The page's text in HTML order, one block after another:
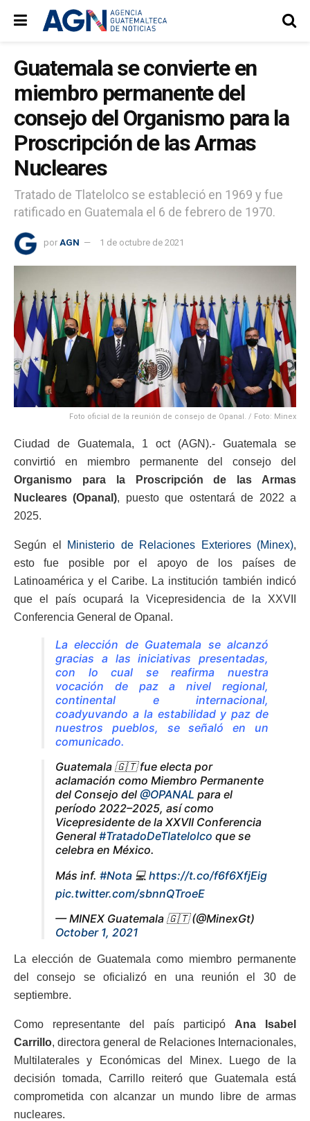
Guatemala se convierte en
miembro permanente del
consejo del Organismo para la
Proscripción de las Armas
Nucleares
Tratado de Tlatelolco se estableció en 1969 y fue
ratificado en Guatemala el 6 de febrero de 1970.
por AGN 1 de octubre de 2021
Foto oficial de la reunión de consejo de Opanal. / Foto: Minex
Ciudad de Guatemala, 1 oct (AGN).- Guatemala se
convirtió en miembro permanente del consejo del
Organismo para la Proscripción de las Armas
Nucleares (Opanal), puesto que ostentará de 2022 a
2025.
Según el Ministerio de Relaciones Exteriores (Minex),
esto fue posible por el apoyo de los países de
Latinoamérica y el Caribe. La institución también indicó
que el país ocupará la Vicepresidencia de la XXVII
Conferencia General de Opanal.
La elección de Guatemala se alcanzó
gracias a las iniciativas presentadas,
con lo cual se reafirma nuestra
vocación de paz a nivel regional,
continental e internacional,
coadyuvando a la estabilidad y paz de
nuestros pueblos, se señaló en un
comunicado.
Guatemala 🇬🇹 fue electa por
aclamación como Miembro Permanente
del Consejo del @OPANAL para el
período 2022–2025, así como
Vicepresidente de la XXVII Conferencia
General #TratadoDeTlatelolco que se
celebra en México.
Más inf. #Nota 💻 https://t.co/f6f6XfjEig
pic.twitter.com/sbnnQTroeE
— MINEX Guatemala 🇬🇹 (@MinexGt)
October 1, 2021
La elección de Guatemala como miembro permanente
del consejo se oficializó en una reunión el 30 de
septiembre.
Como representante del país participó Ana Isabel
Carrillo, directora general de Relaciones Internacionales,
Multilaterales y Económicas del Minex. Luego de la
decisión tomada, Carrillo reiteró que Guatemala está
comprometida con alcanzar un mundo libre de armas
nucleares.